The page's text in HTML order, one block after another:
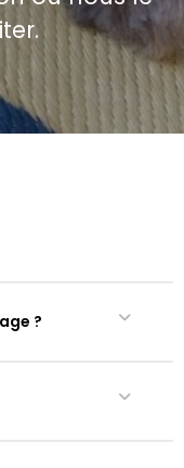
?